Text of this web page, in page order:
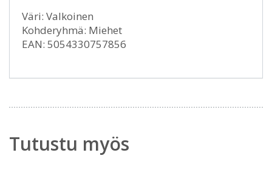
Väri: Valkoinen
Kohderyhmä: Miehet
EAN: 5054330757856
Tutustu myös